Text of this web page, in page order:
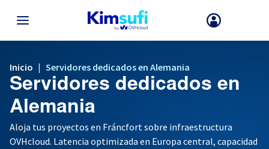
Su elección de país y/o región puede modificar ciertos factores
la moneda, el precio y la disponibilidad de productos.
Francia
Inicio | Servidores dedicados en Alemania
Servidores dedicados en
Alemania
Aloja tus proyectos en Fráncfort sobre infraestructura
OVHcloud. Latencia optimizada en Europa central, capacidad